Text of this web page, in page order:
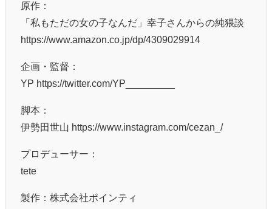
原作：
「私もただの女の子なんだ」幸子さんからの純猥談
https://www.amazon.co.jp/dp/4309029914
企画・監督：
YP https://twitter.com/YP_________
脚本：
伊勢田世山 https://www.instagram.com/cezan_/
プロデューサー：
tete
製作：株式会社ポインティ